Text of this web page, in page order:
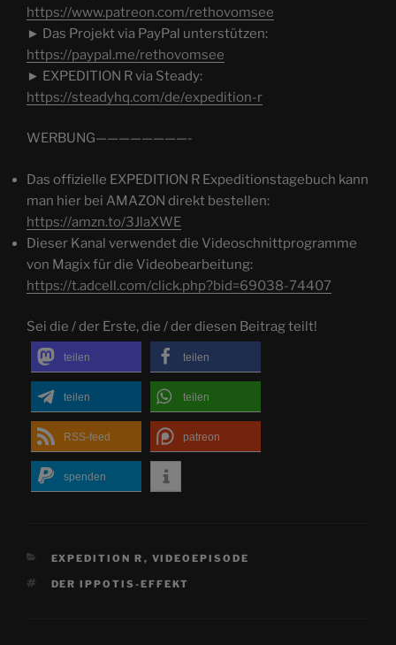
https://www.patreon.com/rethovomsee
► Das Projekt via PayPal unterstützen:
https://paypal.me/rethovomsee
► EXPEDITION R via Steady:
https://steadyhq.com/de/expedition-r
WERBUNG————————-
Das offizielle EXPEDITION R Expeditionstagebuch kann
man hier bei AMAZON direkt bestellen:
https://amzn.to/3JlaXWE
Dieser Kanal verwendet die Videoschnittprogramme
von Magix für die Videobearbeitung:
https://t.adcell.com/click.php?bid=69038-74407
Sei die / der Erste, die / der diesen Beitrag teilt!
teilen teilen
teilen teilen
RSS-feed patreon
spenden
KATEGORIEN
EXPEDITION R , VIDEOEPISODE
SCHLAGWÖRTER
DER IPPOTIS-EFFEKT